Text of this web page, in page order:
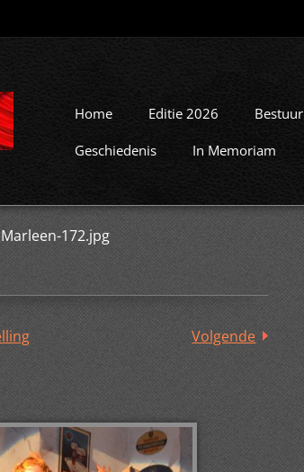
Home Editie 2026 Bestuur
Geschiedenis In Memoriam
172.jpg
Volgende